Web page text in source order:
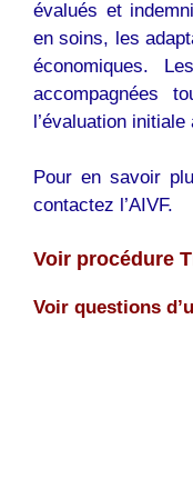
évalués et
en soins, les
économiques.
accompagnées
l’évaluation
Pour en savoir
contactez l’AIVF.
Voir procédure
Voir questions